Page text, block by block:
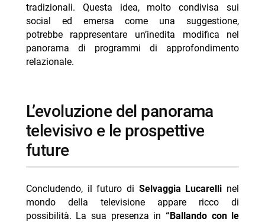
tradizionali. Questa idea, molto condivisa sui
social ed emersa come una suggestione,
potrebbe rappresentare un’inedita modifica nel
panorama di programmi di approfondimento
relazionale.
l’evoluzione del panorama
televisivo e le prospettive
future
Concludendo, il futuro di Selvaggia Lucarelli nel
mondo della televisione appare ricco di
possibilità. La sua presenza in “Ballando con le